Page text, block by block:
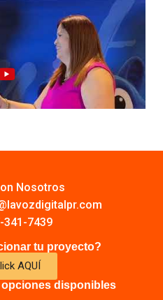
Nosotros
341-7439
tu proyecto?
AQUÍ
disponibles